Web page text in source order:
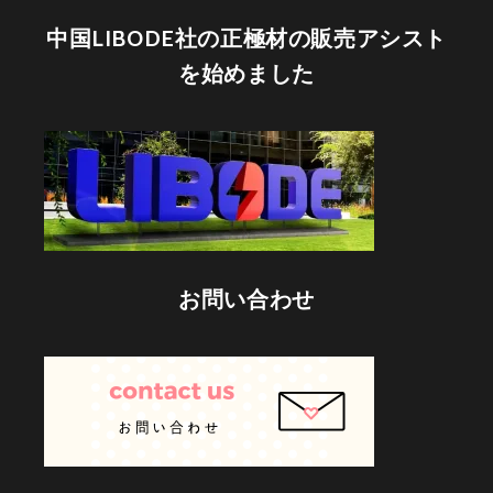
中国LIBODE社の正極材の販売アシスト
を始めました
お問い合わせ